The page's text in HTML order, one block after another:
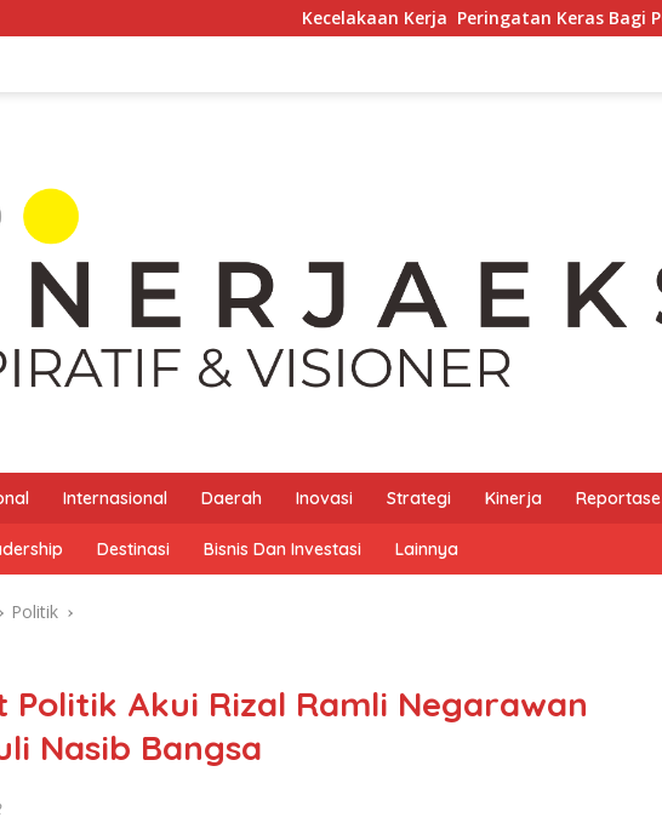
Kecelakaan Kerja Peringatan Keras Bagi Perusahaan
Internasional Daerah Inovasi Strategi Kinerja Reportase
Destinasi Bisnis Dan Investasi Lainnya
Politik
Politik Akui Rizal Ramli Negarawan
Nasib Bangsa